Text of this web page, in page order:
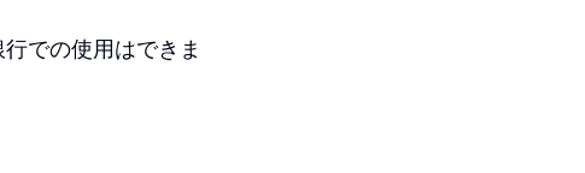
での使用はできま